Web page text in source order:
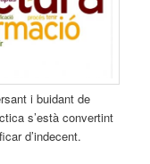
i buidant de
s’està convertint
d’indecent.